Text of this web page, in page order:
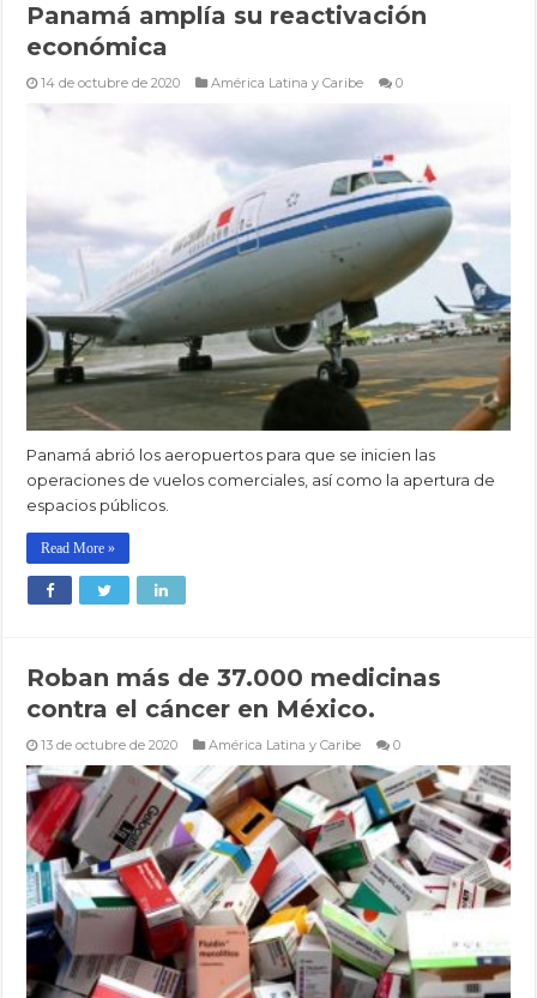
Panamá amplía su reactivación
económica
14 de octubre de 2020 América Latina y Caribe 0
Panamá abrió los aeropuertos para que se inicien las
operaciones de vuelos comerciales, así como la apertura de
espacios públicos.
Read More »
Roban más de 37.000 medicinas
contra el cáncer en México.
13 de octubre de 2020 América Latina y Caribe 0